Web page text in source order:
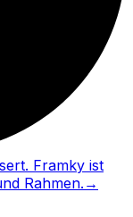
Framky ist
Rahmen. →